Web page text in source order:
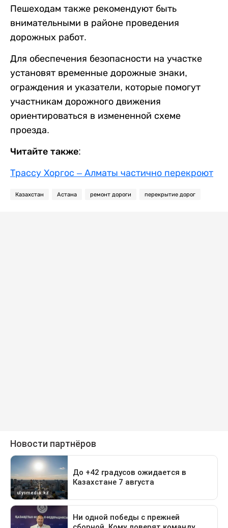
Пешеходам также рекомендуют быть
внимательными в районе проведения
дорожных работ.
Для обеспечения безопасности на участке
установят временные дорожные знаки,
ограждения и указатели, которые помогут
участникам дорожного движения
ориентироваться в измененной схеме
проезда.
Читайте также:
Трассу Хоргос – Алматы частично перекроют
Казахстан Астана ремонт дороги перекрытие дорог